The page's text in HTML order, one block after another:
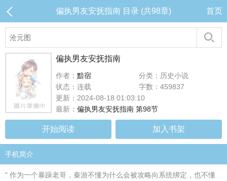
偏执男友安抚指南 目录 (共98章) 首页
偏执男友安抚指南
作者： 黯宿
分类：历史小说
状态：连载
字数：459837
更新：2024-08-18 01:03:10
最新： 偏执男友安抚指南 第98节
开始阅读 加入书架
手机简介
" 作为一个暴躁老哥，秦游不懂为什么会被攻略向系统绑定，也不懂